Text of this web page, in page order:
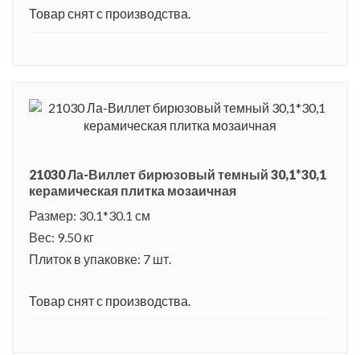
Товар снят с производства.
21030 Ла-Виллет бирюзовый темный 30,1*30,1
керамическая плитка мозаичная
Размер: 30.1*30.1 см
Вес: 9.50 кг
Плиток в упаковке: 7 шт.
Товар снят с производства.